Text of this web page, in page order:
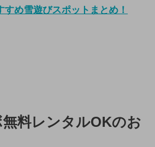
すめ雪遊びスポットまとめ！
料レンタルOKのお